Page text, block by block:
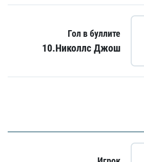
Гол в буллите
10.Николлс Джош